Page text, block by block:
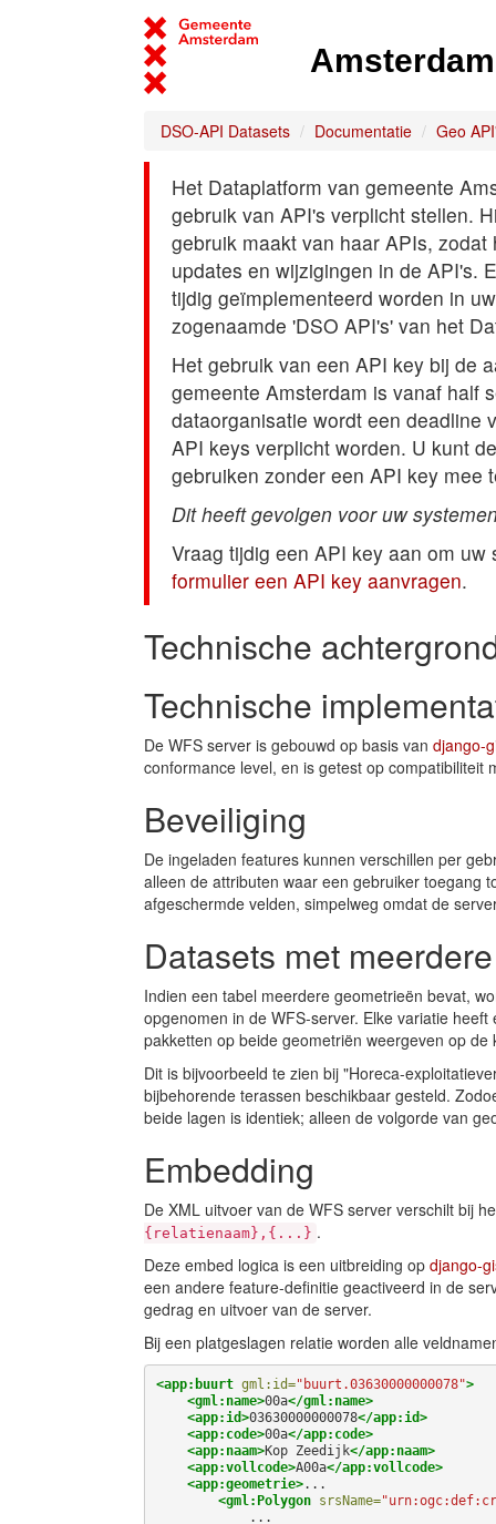
DSO-API Datasets Documentatie Geo
Het Dataplatform van gemeente
gebruik van API's verplicht stellen.
gebruik maakt van haar APIs,
updates en wijzigingen in de API's.
tijdig geïmplementeerd worden in
zogenaamde 'DSO API's' van het
Het gebruik van een API key bij de
gemeente Amsterdam is vanaf half
dataorganisatie wordt een deadline
API keys verplicht worden. U kunt
gebruiken zonder een API key mee
Dit heeft gevolgen voor uw
Vraag tijdig een API key aan om
formulier een API key aanvragen.
Technische
Technische
De WFS server is gebouwd op basis van django-
conformance level, en is getest op compatibiliteit
Beveiliging
De ingeladen features kunnen verschillen per
alleen de attributen waar een gebruiker toegang
afgeschermde velden, simpelweg omdat de
Datasets met
Indien een tabel meerdere geometrieën bevat,
opgenomen in de WFS-server. Elke variatie
pakketten op beide geometriën weergeven op de
Dit is bijvoorbeeld te zien bij "Horeca-
bijbehorende terassen beschikbaar gesteld.
beide lagen is identiek; alleen de volgorde van
Embedding
De XML uitvoer van de WFS server verschilt bij
{relatienaam},{...} .
Deze embed logica is een uitbreiding op django-
een andere feature-definitie geactiveerd in de
gedrag en uitvoer van de server.
Bij een platgeslagen relatie worden alle
<app:buurt gml:id="buurt.03630000000078">
<gml:name>00a</gml:name>
<app:id>03630000000078</app:id>
<app:code>00a</app:code>
<app:naam>Kop Zeedijk</app:naam>
<app:vollcode>A00a</app:vollcode>
<app:geometrie>
<gml:Polygon
srsName=